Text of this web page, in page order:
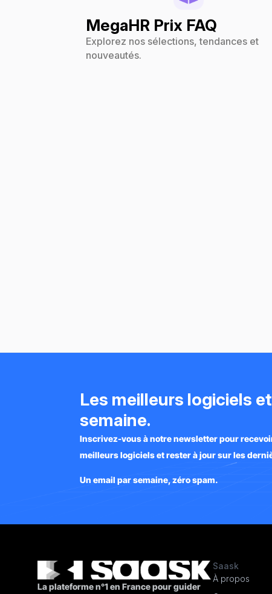
MegaHR Prix FAQ
Explorez nos sélections, tendances et
nouveautés.
Les meilleurs logiciels
semaine.
Inscrivez-vous à notre newsletter pour
meilleurs logiciels et rester à jour sur les
Un email par semaine, zéro spam.
La plateforme n°1 en France pour guider
Saask
À propos